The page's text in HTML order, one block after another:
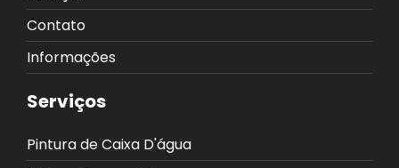
Contato
Informações
Serviços
Pintura de Caixa D'água